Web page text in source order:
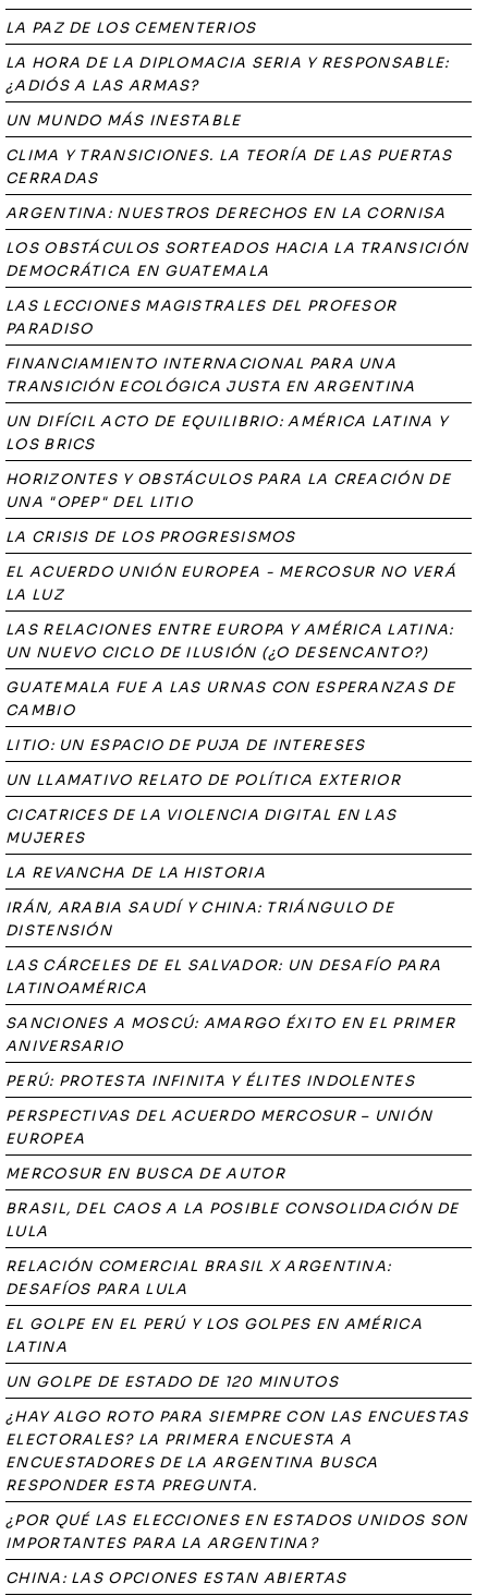
LA PAZ DE LOS CEMENTERIOS
LA HORA DE LA DIPLOMACIA SERIA Y RESPONSABLE:
¿ADIÓS A LAS ARMAS?
UN MUNDO MÁS INESTABLE
CLIMA Y TRANSICIONES. LA TEORÍA DE LAS PUERTAS
CERRADAS
ARGENTINA: NUESTROS DERECHOS EN LA CORNISA
LOS OBSTÁCULOS SORTEADOS HACIA LA TRANSICIÓN
DEMOCRÁTICA EN GUATEMALA
LAS LECCIONES MAGISTRALES DEL PROFESOR
PARADISO
FINANCIAMIENTO INTERNACIONAL PARA UNA
TRANSICIÓN ECOLÓGICA JUSTA EN ARGENTINA
UN DIFÍCIL ACTO DE EQUILIBRIO: AMÉRICA LATINA Y
LOS BRICS
HORIZONTES Y OBSTÁCULOS PARA LA CREACIÓN DE
UNA "OPEP" DEL LITIO
LA CRISIS DE LOS PROGRESISMOS
EL ACUERDO UNIÓN EUROPEA - MERCOSUR NO VERÁ
LA LUZ
LAS RELACIONES ENTRE EUROPA Y AMÉRICA LATINA:
UN NUEVO CICLO DE ILUSIÓN (¿O DESENCANTO?)
GUATEMALA FUE A LAS URNAS CON ESPERANZAS DE
CAMBIO
LITIO: UN ESPACIO DE PUJA DE INTERESES
UN LLAMATIVO RELATO DE POLÍTICA EXTERIOR
CICATRICES DE LA VIOLENCIA DIGITAL EN LAS
MUJERES
LA REVANCHA DE LA HISTORIA
IRÁN, ARABIA SAUDÍ Y CHINA: TRIÁNGULO DE
DISTENSIÓN
LAS CÁRCELES DE EL SALVADOR: UN DESAFÍO PARA
LATINOAMÉRICA
SANCIONES A MOSCÚ: AMARGO ÉXITO EN EL PRIMER
ANIVERSARIO
PERÚ: PROTESTA INFINITA Y ÉLITES INDOLENTES
PERSPECTIVAS DEL ACUERDO MERCOSUR – UNIÓN
EUROPEA
MERCOSUR EN BUSCA DE AUTOR
BRASIL, DEL CAOS A LA POSIBLE CONSOLIDACIÓN DE
LULA
RELACIÓN COMERCIAL BRASIL X ARGENTINA:
DESAFÍOS PARA LULA
EL GOLPE EN EL PERÚ Y LOS GOLPES EN AMÉRICA
LATINA
UN GOLPE DE ESTADO DE 120 MINUTOS
¿HAY ALGO ROTO PARA SIEMPRE CON LAS ENCUESTAS
ELECTORALES? LA PRIMERA ENCUESTA A
ENCUESTADORES DE LA ARGENTINA BUSCA
RESPONDER ESTA PREGUNTA.
¿POR QUÉ LAS ELECCIONES EN ESTADOS UNIDOS SON
IMPORTANTES PARA LA ARGENTINA?
CHINA: LAS OPCIONES ESTAN ABIERTAS